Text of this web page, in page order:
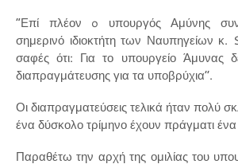
“Επί πλέον o υπουργός Αμύνης
σημερινό ιδιοκτήτη των Ναυπηγείων κ.
σαφές ότι: Για το υπουργείο Άμυνας
διαπραγμάτευσης για τα υποβρύχια’’.
Οι διαπραγματεύσεις τελικά ήταν πολύ
ένα δύσκολο τρίμηνο έχουν πράγματι ένα
Παραθέτω την αρχή της ομιλίας του